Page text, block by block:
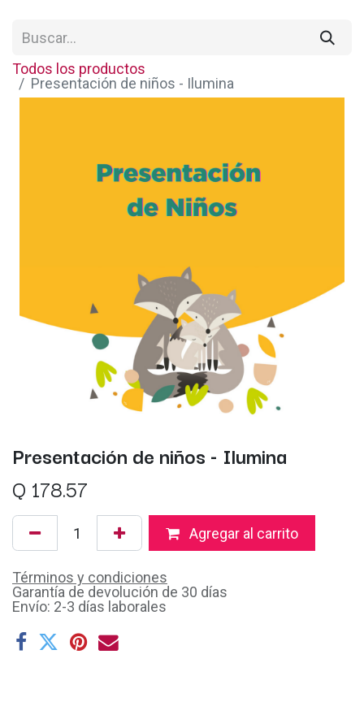
Todos los productos
Presentación de niños - Ilumina
Presentación de niños - Ilumina
Q 178.57
Agregar al carrito
Términos y condiciones
Garantía de devolución de 30 días
Envío: 2-3 días laborales